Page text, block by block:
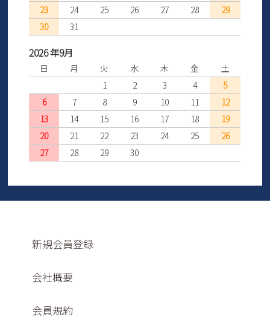
23
24 25 26 27 28
29
30
31
2026 年9月
日 月 火 水 木 金
土
1
2 3 4
5
6
7 8 9 10 11
12
13
14 15 16 17 18
19
20
21 22 23 24 25
26
27
28 29 30
新規会員登録
会社概要
会員規約